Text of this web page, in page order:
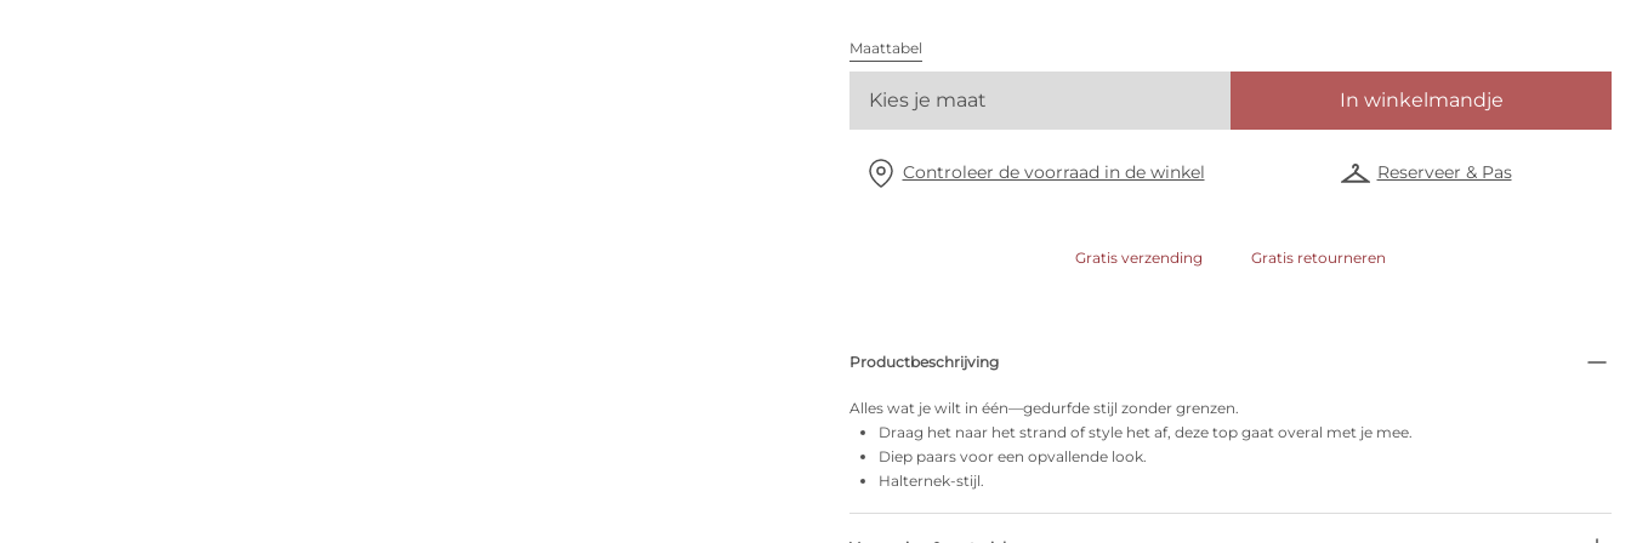
Maattabel
Kies je maat In winkelmandje
Controleer de voorraad in de winkel Reserveer & Pas
Gratis verzending Gratis retourneren
Productbeschrijving
Alles wat je wilt in één—gedurfde stijl zonder grenzen.
Draag het naar het strand of style het af, deze top gaat overal met je mee.
Diep paars voor een opvallende look.
Halternek-stijl.